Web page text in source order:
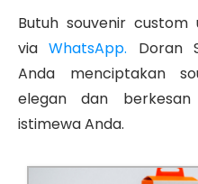
Butuh souvenir
viaWhatsApp. Doran
Anda menciptakan
elegan dan
istimewa Anda.